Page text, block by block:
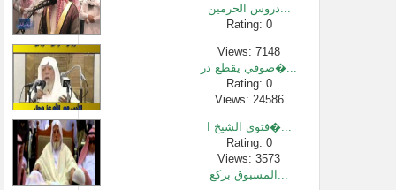
دروس الحرمين...
Rating: 0
Views: 7148
صوفي يقطع در�...
Rating: 0
Views: 24586
فتوى الشيخ ا�...
Rating: 0
Views: 3573
المسبوق بركع...